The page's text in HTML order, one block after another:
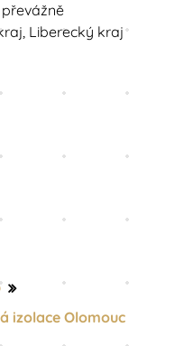
Liberecký kraj
izolace Olomouc